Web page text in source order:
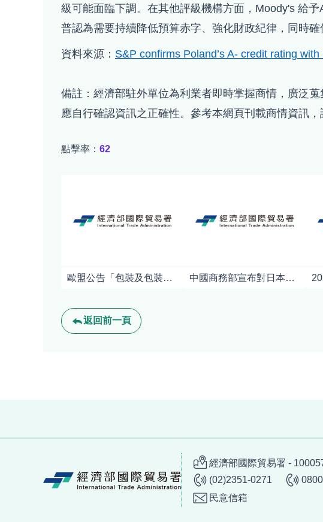
級可能面臨下調。在其他評級機構方面，Moody's 給
普認為需要持續降低預算赤字、強化財政紀律，同時確
資料來源： S&P confirms Poland’s A- credit rating
備註：經濟部駐外單位為利業者即時掌握商情，廣泛
應自行確認資訊之正確性。參考本網頁刊載商情資訊
點擊率： 62
歐盟公告「包裝及包裝廢棄物規章」(PPWR)之指引及常見問答 中國商務部宣布對日本強化軍商兩用貨品出口管制對日本產業影響之初步分析
返回前一頁
經濟部國際貿易署 -
(02)2351-0271
民意信箱